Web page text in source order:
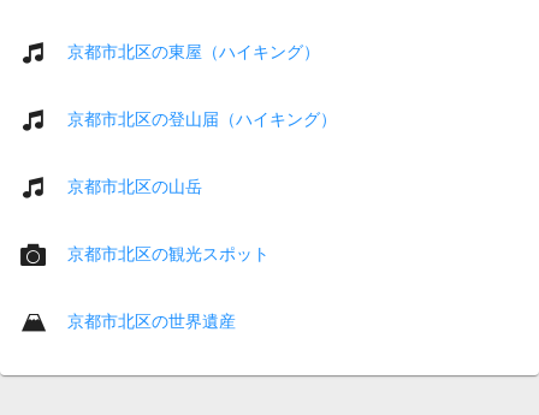
京都市北区の東屋（ハイキング）
京都市北区の登山届（ハイキング）
京都市北区の山岳
京都市北区の観光スポット
京都市北区の世界遺産